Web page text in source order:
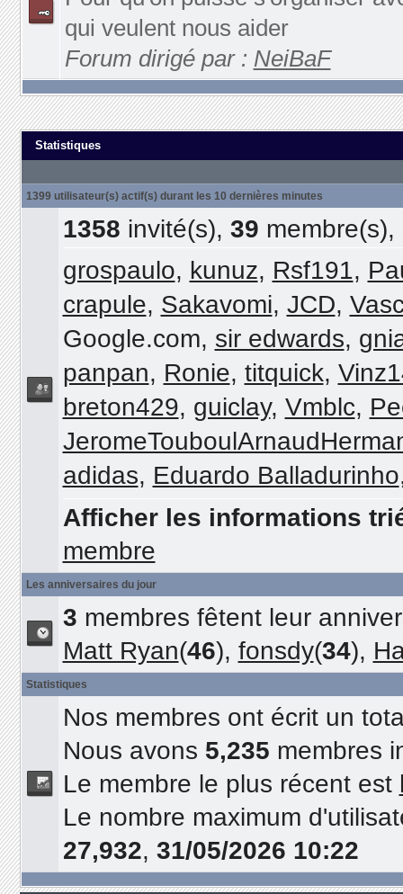
qui veulent nous aider
Forum dirigé par : NeiBaF
Statistiques
1399 utilisateur(s) actif(s) durant les 10 dernières minutes
1358 invité(s), 39 membre(s),
grospaulo, kunuz, Rsf191,
crapule, Sakavomi, JCD,
Google.com, sir edwards,
panpan, Ronie, titquick,
breton429, guiclay, Vmblc,
adidas, Eduardo Balladurinho
Afficher les informations
membre
Les anniversaires du jour
3 membres fêtent leur
Matt Ryan(46), fonsdy(34),
Statistiques
Nos membres ont écrit un
Nous avons 5,235 membres
Le membre le plus récent est
Le nombre maximum
27,932, 31/05/2026 10:22